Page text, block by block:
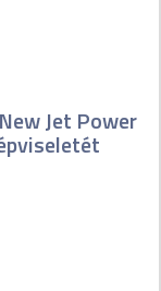
Jet Power